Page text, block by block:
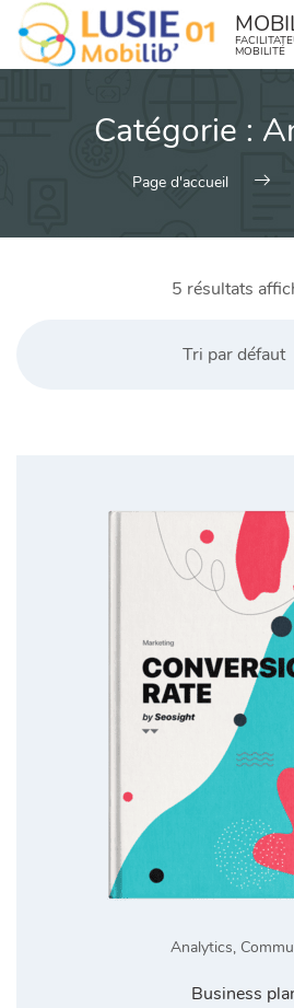
MOBILITÉ
Catégorie :
Page d'accueil
5 résultats
Tri par défaut
Analytics,
Business